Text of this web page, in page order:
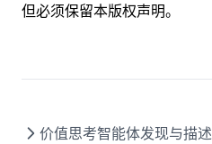
但必须保留本版权声明。
价值思考智能体发现与描述